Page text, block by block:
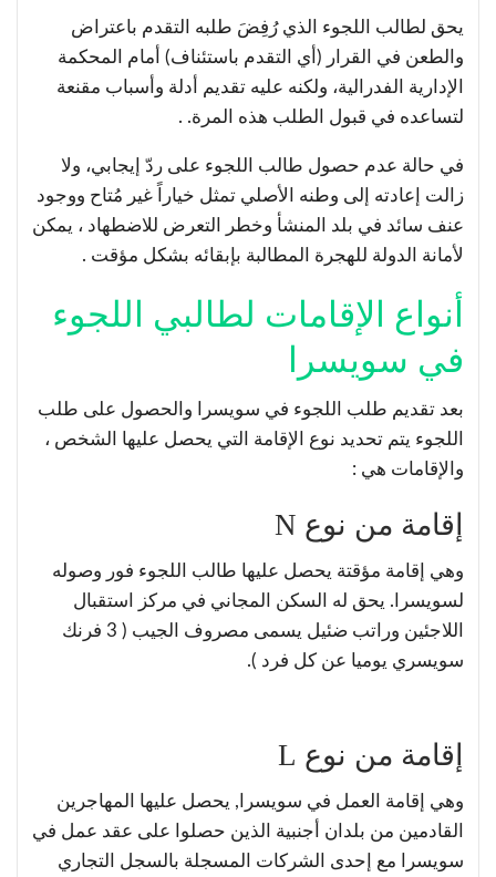
يحق لطالب اللجوء الذي رُفِضَ طلبه التقدم باعتراض
والطعن في القرار (أي التقدم باستئناف) أمام المحكمة
الإدارية الفدرالية، ولكنه عليه تقديم أدلة وأسباب مقنعة
لتساعده في قبول الطلب هذه المرة. .
في حالة عدم حصول طالب اللجوء على ردّ إيجابي، ولا
زالت إعادته إلى وطنه الأصلي تمثل خياراً غير مُتاح ووجود
عنف سائد في بلد المنشأ وخطر التعرض للاضطهاد ، يمكن
لأمانة الدولة للهجرة المطالبة بإبقائه بشكل مؤقت .
أنواع الإقامات لطالبي اللجوء
في سويسرا
بعد تقديم طلب اللجوء في سويسرا والحصول على طلب
اللجوء يتم تحديد نوع الإقامة التي يحصل عليها الشخص ،
والإقامات هي :
إقامة من نوع N
وهي إقامة مؤقتة يحصل عليها طالب اللجوء فور وصوله
لسويسرا. يحق له السكن المجاني في مركز استقبال
اللاجئين وراتب ضئيل يسمى مصروف الجيب ( 3 فرنك
سويسري يوميا عن كل فرد ).
إقامة من نوع L
وهي إقامة العمل في سويسرا, يحصل عليها المهاجرين
القادمين من بلدان أجنبية الذين حصلوا على عقد عمل في
سويسرا مع إحدى الشركات المسجلة بالسجل التجاري